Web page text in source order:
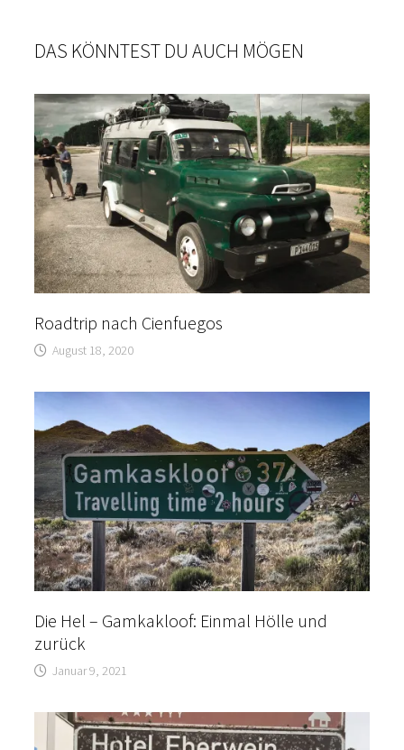
DAS KÖNNTEST DU AUCH MÖGEN
Roadtrip nach Cienfuegos
August 18, 2020
Die Hel – Gamkakloof: Einmal Hölle und
zurück
Januar 9, 2021